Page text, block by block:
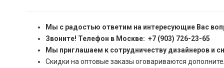
Мы с радостью ответим на интересующие Вас
Звоните! Телефон в Москве: +7 (903) 726-23-65
Мы приглашаем к сотрудничеству дизайнеров и
Скидки на оптовые заказы оговариваются